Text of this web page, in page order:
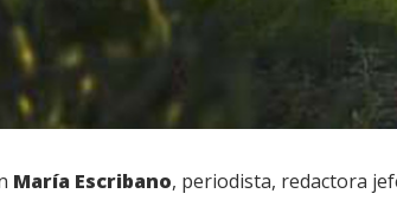
María Escribano, periodista, redactora